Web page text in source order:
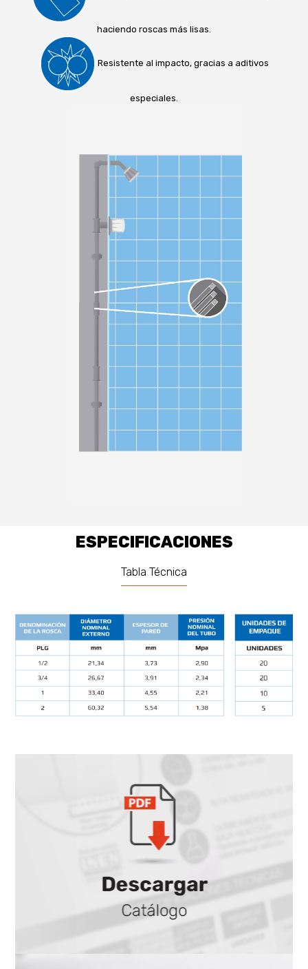
haciendo roscas más lisas.
Resistente al impacto, gracias a aditivos
especiales.
ESPECIFICACIONES
Tabla Técnica